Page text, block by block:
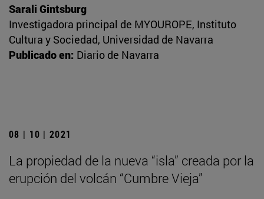
Sarali Gintsburg
Investigadora principal de MYOUROPE, Instituto
Cultura y Sociedad, Universidad de Navarra
Publicado en: Diario de Navarra
08 | 10 | 2021
La propiedad de la nueva “isla” creada por la
erupción del volcán “Cumbre Vieja”